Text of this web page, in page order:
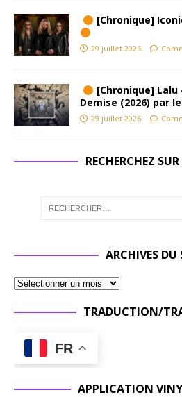
[Chronique]
29 juillet 2026
[Chronique] Lalu
Demise (2026) par
29 juillet 2026
RECHERCHEZ
ARCHIVES DU
TRADUCTION/
FR
APPLICATION